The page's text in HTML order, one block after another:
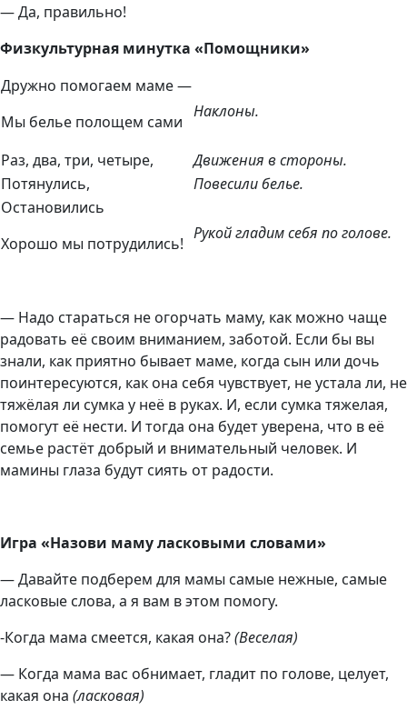
— Да, правильно!
Физкультурная минутка «Помощники»
Дружно помогаем маме —
Мы белье полощем сами
Наклоны.
Раз, два, три, четыре,
Движения в стороны.
Потянулись,
Повесили белье.
Остановились
Хорошо мы потрудились!
Рукой гладим себя по голове.
— Надо стараться не огорчать маму, как можно чаще
радовать её своим вниманием, заботой. Если бы вы
знали, как приятно бывает маме, когда сын или дочь
поинтересуются, как она себя чувствует, не устала ли, не
тяжёлая ли сумка у неё в руках. И, если сумка тяжелая,
помогут её нести. И тогда она будет уверена, что в её
семье растёт добрый и внимательный человек. И
мамины глаза будут сиять от радости.
Игра «Назови маму ласковыми словами»
— Давайте подберем для мамы самые нежные, самые
ласковые слова, а я вам в этом помогу.
-Когда мама смеется, какая она?(Веселая)
— Когда мама вас обнимает, гладит по голове, целует,
какая она (ласковая)